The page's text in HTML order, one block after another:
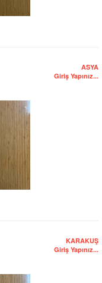
ASYA
Giriş Yapınız...
KARAKUŞ
Giriş Yapınız...